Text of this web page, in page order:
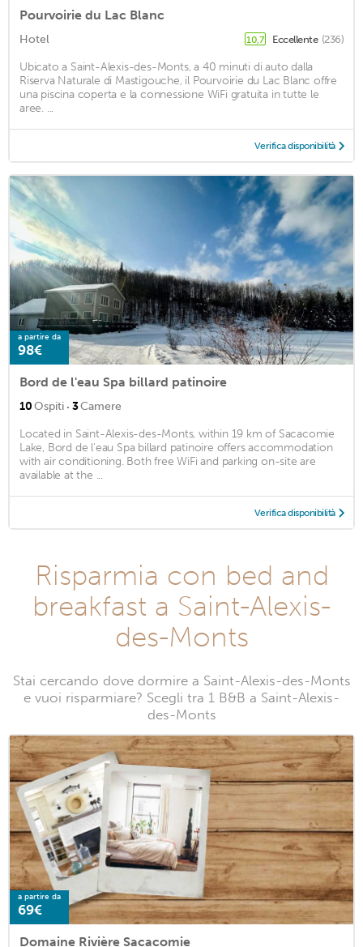
Pourvoirie du Lac Blanc
Hotel 10,7 Eccellente (236)
Ubicato a Saint-Alexis-des-Monts, a 40 minuti di auto dalla
Riserva Naturale di Mastigouche, il Pourvoirie du Lac Blanc offre
una piscina coperta e la connessione WiFi gratuita in tutte le
aree. ...
Verifica disponibilità
a partire da
98€
Bord de l'eau Spa billard patinoire
10Ospiti · 3Camere
Located in Saint-Alexis-des-Monts, within 19 km of Sacacomie
Lake, Bord de l'eau Spa billard patinoire offers accommodation
with air conditioning. Both free WiFi and parking on-site are
available at the ...
Verifica disponibilità
Risparmia con bed and
breakfast a Saint-Alexis-
des-Monts
Stai cercando dove dormire a Saint-Alexis-des-Monts
e vuoi risparmiare? Scegli tra 1 B&B a Saint-Alexis-
des-Monts
a partire da
69€
Domaine Rivière Sacacomie